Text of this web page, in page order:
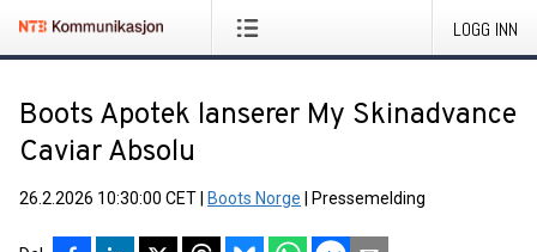
LOGG INN
Boots Apotek lanserer My Skinadvance
Caviar Absolu
26.2.2026 10:30:00 CET Boots Norge Pressemelding